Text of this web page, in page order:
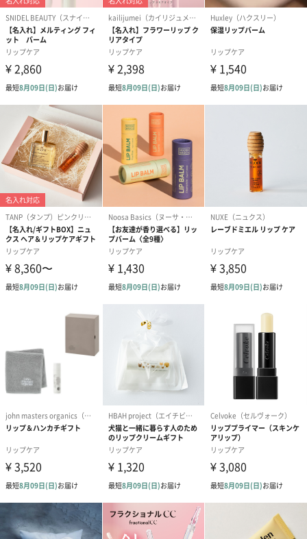
キシエタノール, パルミトイルトリペプチド-38, ソルビ
ン酸, アセチルヘキサペプチド-37
注意事項
・お肌に異常が生じていないかよく注意してご使用く
ださい。
化粧品がお肌に合わないとき即ち次のような場合に
は、使用を中止してください。
ありますので、皮膚科専門医等にご相談されることを
おすすめします。
また、傷やはれもの、しっしん等の異常がある部位に
は、ご使用にならないでください。
(1)使用中、赤味、はれ、かゆみ、刺激、色抜け（白斑
等）や黒ずみ等の異常があらわれた場合
(2)使用したお肌に、直射日光があたって上記のような
異常があらわれた場合・目に入らないようご注意くだ
さい。
目に入った場合は、こすらずにすぐに洗い流してくだ
さい。その後、目に異物感など異常が残る場合は、眼
科専門医へご相談されることをおすすめします。
・極端に高温又は低温の場所、直射日光のあたる場所
・開封後はなるべくお早めにご使用ください。
・乳児、子供の手の届かない所に保管してください。
・アプリケーターの先端でケガをしないように、注意
してご使用ください。
・アプリケーターにゆるみがないか、確認してからご
使用ください。
・1つのアプリケーターに1種類を使用し、混ぜないよ
うにご注意ください。また、使用後のアプリケーター
はぬるま湯ですすぎ、水気をよく切って乾燥させ、清
潔な状態で保管してください。
・使用後は中身が漏れることがありますので、ボトル
のふたをしっかりと閉め、横にせず立てた状態で保管
してください。
商品オプション情報
お届けボックスオプション
配送用のダンボールを装飾いたします。お相手のご住所に直接お